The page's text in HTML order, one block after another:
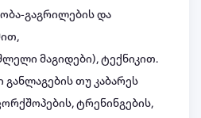
გაგრილების და
მაგიდები), ტექნიკით.
თუ კაბარეს
ტრენინგების,